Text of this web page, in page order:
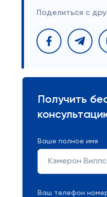
Поделиться с
Получить
Ваше полное имя
Ваш телефон